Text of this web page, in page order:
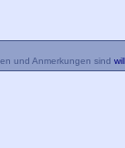
und Anmerkungen sind